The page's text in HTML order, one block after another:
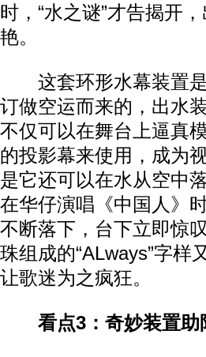
时，“水之谜”才告揭开
艳。
这套环形水幕装置是
订做空运而来的，出水
不仅可以在舞台上逼真
的投影幕来使用，成为
是它还可以在水从空中
在华仔演唱《中国人》
不断落下，台下立即惊
珠组成的“ALways”字样
让歌迷为之疯狂。
看点3：奇妙装置